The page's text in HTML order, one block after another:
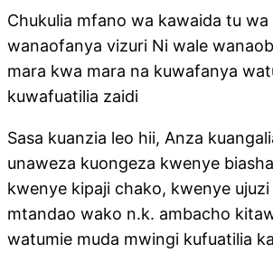
Chukulia mfano wa kawaida tu wa
wanaofanya vizuri Ni wale
mara kwa mara na kuwafanya
kuwafuatilia zaidi
Sasa kuanzia leo hii, Anza
unaweza kuongeza kwenye
kwenye kipaji chako, kwenye
mtandao wako n.k. ambacho
watumie muda mwingi kufuatilia